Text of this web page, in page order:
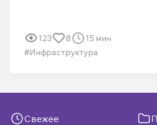
123 8
15 мин
#Инфраструктура
Свежее